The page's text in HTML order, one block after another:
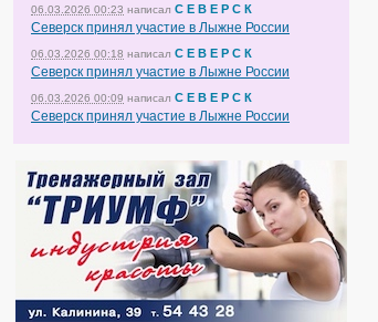
06.03.2026 00:23 написал С Е В Е Р С К
Северск принял участие в Лыжне России
06.03.2026 00:18 написал С Е В Е Р С К
Северск принял участие в Лыжне России
06.03.2026 00:09 написал С Е В Е Р С К
Северск принял участие в Лыжне России